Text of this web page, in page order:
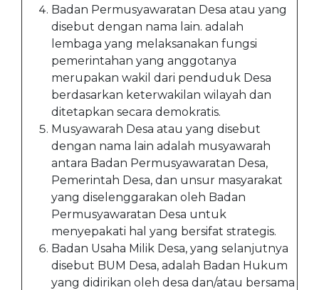
Badan Permusyawaratan Desa atau yang
disebut dengan nama lain. adalah
lembaga yang melaksanakan fungsi
pemerintahan yang anggotanya
merupakan wakil dari penduduk Desa
berdasarkan keterwakilan wilayah dan
ditetapkan secara demokratis.
Musyawarah Desa atau yang disebut
dengan nama lain adalah musyawarah
antara Badan Permusyawaratan Desa,
Pemerintah Desa, dan unsur masyarakat
yang diselenggarakan oleh Badan
Permusyawaratan Desa untuk
menyepakati hal yang bersifat strategis.
Badan Usaha Milik Desa, yang selanjutnya
disebut BUM Desa, adalah Badan Hukum
yang didirikan oleh desa dan/atau bersama